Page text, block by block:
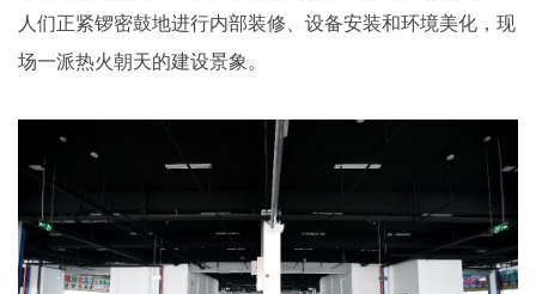
人们正紧锣密鼓地进行内部装修、设备安装和环境美化，现
场一派热火朝天的建设景象。